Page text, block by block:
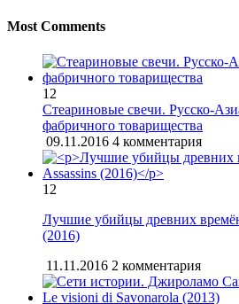
Most Comments
12
Стеариновые свечи. Русско-
фабричного товарищества
09.11.2016 4 комментария
12
Лучшие убийцы древних
(2016)
11.11.2016 2 комментария